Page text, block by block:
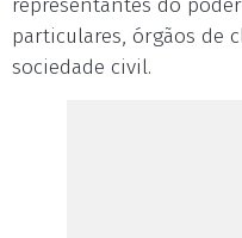
representantes do
particulares, órgãos de
sociedade civil.